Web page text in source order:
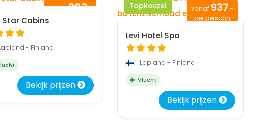
vanaf883,-
Star Cabins
- Finland
Bekijk prijzen
vanaf 937,-
per persoon
Topkeuze!
Levi Hotel Spa
Lapland - Finland
Vlucht
Bekijk prijzen